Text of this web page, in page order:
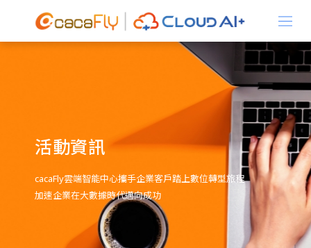
產品資訊
解決方案
活動資訊
cacaFly雲端智能中心攜手企業客戶踏上數位轉型旅程
加速企業在大數據時代邁向成功